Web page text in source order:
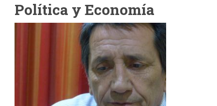
Política y Economía